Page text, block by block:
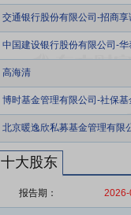
交通银行股份有限公司-招商
中国建设银行股份有限公司-
高海清
博时基金管理有限公司-社保
北京暖逸欣私募基金管理有限
十大股东
报告期：